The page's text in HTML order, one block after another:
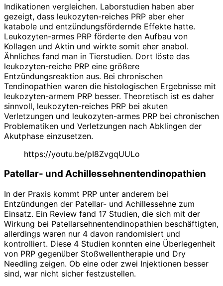
Indikationen vergleichen. Laborstudien haben aber
gezeigt, dass leukozyten-reiches PRP aber eher
katabole und entzündungsfördernde Effekte hatte.
Leukozyten-armes PRP förderte den Aufbau von
Kollagen und Aktin und wirkte somit eher anabol.
Ähnliches fand man in Tierstudien. Dort löste das
leukozyten-reiche PRP eine größere
Entzündungsreaktion aus. Bei chronischen
Tendinopathien waren die histologischen Ergebnisse mit
leukozyten-armem PRP besser. Theoretisch ist es daher
sinnvoll, leukozyten-reiches PRP bei akuten
Verletzungen und leukozyten-armes PRP bei chronischen
Problematiken und Verletzungen nach Abklingen der
Akutphase einzusetzen.
https://youtu.be/pI8ZvgqUULo
Patellar- und Achillessehnentendinopathien
In der Praxis kommt PRP unter anderem bei
Entzündungen der Patellar- und Achillessehne zum
Einsatz. Ein Review fand 17 Studien, die sich mit der
Wirkung bei Patellarsehnentendinopathien beschäftigten,
allerdings waren nur 4 davon randomisiert und
kontrolliert. Diese 4 Studien konnten eine Überlegenheit
von PRP gegenüber Stoßwellentherapie und Dry
Needling zeigen. Ob eine oder zwei Injektionen besser
sind, war nicht sicher festzustellen.